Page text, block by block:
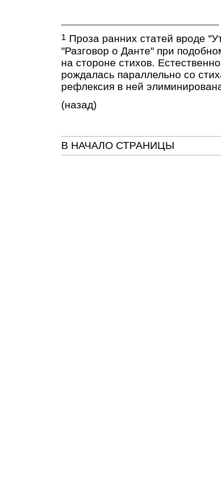
1 Проза ранних статей вроде
"Разговор о Данте" при
на стороне стихов.
рождалась параллельно со
рефлексия в ней
(назад)
В НАЧАЛО СТРАНИЦЫ